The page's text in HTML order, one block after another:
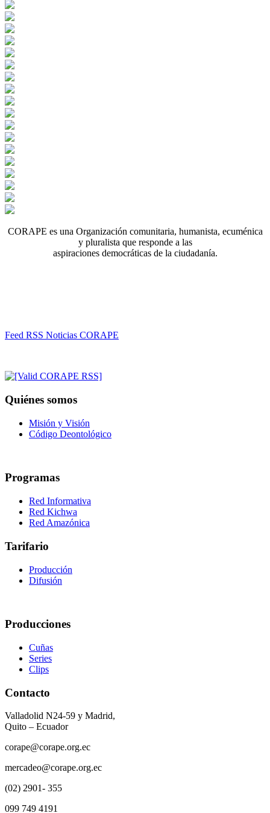
CORAPE es una Organización comunitaria, humanista, ecuménica
y pluralista que responde a las
aspiraciones democráticas de la ciudadanía.
Feed RSS Noticias CORAPE
Quiénes somos
Misión y Visión
Código Deontológico
Programas
Red Informativa
Red Kichwa
Red Amazónica
Tarifario
Producción
Difusión
Producciones
Cuñas
Series
Clips
Contacto
Valladolid N24-59 y Madrid,
Quito – Ecuador
corape@corape.org.ec
mercadeo@corape.org.ec
(02) 2901- 355
099 749 4191